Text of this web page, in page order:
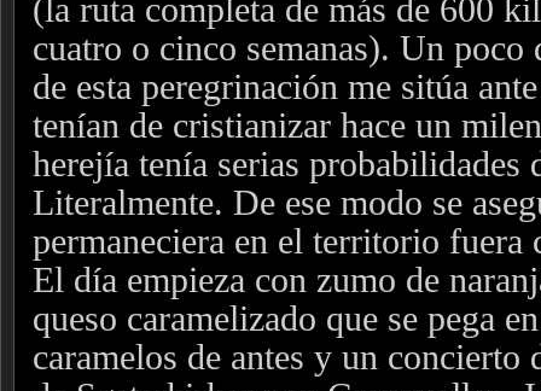
(la ruta completa de más de 600
cuatro o cinco semanas). Un poco
de esta peregrinación me sitúa
tenían de cristianizar hace un
herejía tenía serias probabilidades
Literalmente. De ese modo se
permaneciera en el territorio fuera
El día empieza con zumo de
queso caramelizado que se pega
caramelos de antes y un concierto